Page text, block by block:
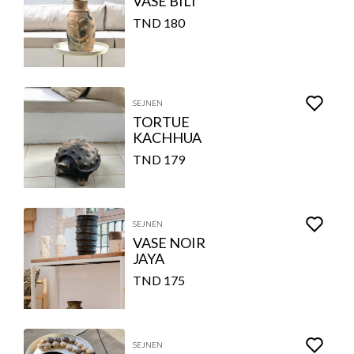
180 TND
SEJNEN
TORTUE
KACHHUA
179 TND
SEJNEN
VASE NOIR
JAYA
175 TND
SEJNEN